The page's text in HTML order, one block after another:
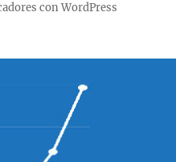
con WordPress